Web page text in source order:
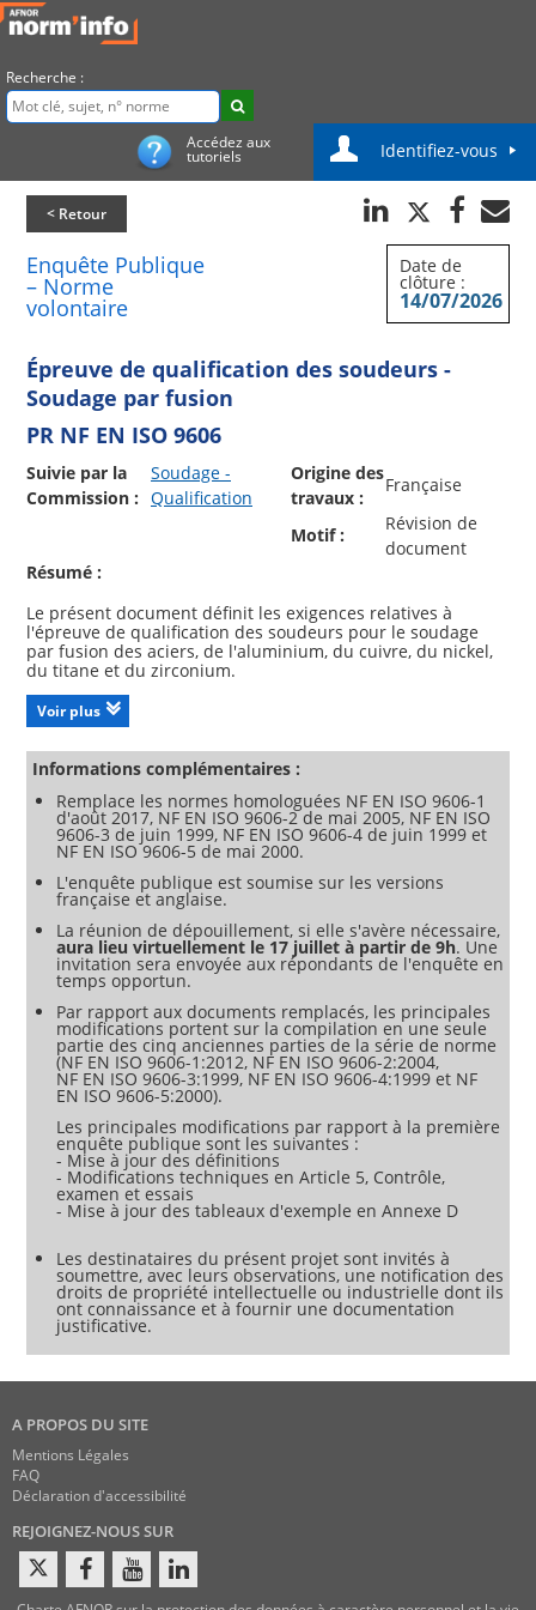
Recherche :
Accédez aux
tutoriels Identifiez-vous
< Retour
Enquête Publique
– Norme
volontaire
Date de
clôture :
14/07/2026
Épreuve de qualification des soudeurs -
Soudage par fusion
PR NF EN ISO 9606
Suivie par la
Commission :
Soudage -
Qualification
Origine des
travaux :
Française
Motif :
Révision de
document
Résumé :
Le présent document définit les exigences relatives à
l'épreuve de qualification des soudeurs pour le soudage
par fusion des aciers, de l'aluminium, du cuivre, du nickel,
du titane et du zirconium.
cuivre », « nickel », « titane » et « zirconium » font référence
à ces matériaux et à leurs alliages.
Le présent document fournit un ensemble de règles
techniques pour l'épreuve de qualification systématique
des soudeurs et permet à de telles qualifications d'être
acceptées uniformément, indépendamment du type de
produit, du lieu et de l'examinateur ou de l'organisme
d'examen.
Les procédés de soudage par fusion concernés par le
présent document incluent des procédés de soudage
désignés comme manuels ou semi-automatiques.
Les épreuves de qualification des opérateur soudeur et
régleurs en soudage pour le soudage mécanisé et
automatique sont couvertes par l’ISO 14732.
Cet avant-projet de norme harmonisée vient à l'appui des
exigences essentielles de la Directive 2014/68/UE (DESP)
ainsi que des exigences essentielles de la Directive
Nouvelle approche 2014/29/UE (DRPS) « Récipients à
pression simples » – voir Annexes ZA et ZB, sous réserve
que sa référence soit citée au Journal officiel de l'Union
européenne. Les utilisateurs du présent document sont
Voir plus
Informations complémentaires :
Remplace les normes homologuées NF EN ISO 9606-1
d'août 2017, NF EN ISO 9606-2 de mai 2005, NF EN ISO
9606-3 de juin 1999, NF EN ISO 9606-4 de juin 1999 et
NF EN ISO 9606-5 de mai 2000.
L'enquête publique est soumise sur les versions
française et anglaise.
La réunion de dépouillement, si elle s'avère nécessaire,
aura lieu virtuellement le 17 juillet à partir de 9h. Une
invitation sera envoyée aux répondants de l'enquête en
temps opportun.
Par rapport aux documents remplacés, les principales
modifications portent sur la compilation en une seule
partie des cinq anciennes parties de la série de norme
(NF EN ISO 9606-1:2012, NF EN ISO 9606-2:2004,
NF EN ISO 9606-3:1999, NF EN ISO 9606-4:1999 et NF
EN ISO 9606-5:2000).
Les principales modifications par rapport à la première
enquête publique sont les suivantes :
- Mise à jour des définitions
- Modifications techniques en Article 5, Contrôle,
examen et essais
- Mise à jour des tableaux d'exemple en Annexe D
Les destinataires du présent projet sont invités à
soumettre, avec leurs observations, une notification des
droits de propriété intellectuelle ou industrielle dont ils
ont connaissance et à fournir une documentation
justificative.
A PROPOS DU SITE
Mentions Légales
FAQ
Déclaration d'accessibilité
REJOIGNEZ-NOUS SUR